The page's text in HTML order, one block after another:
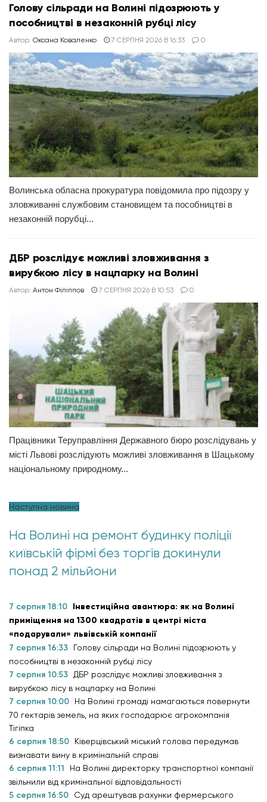
Голову сільради на Волині підозрюють у
пособництві в незаконній рубці лісу
Автор: Оксана Коваленко 7 СЕРПНЯ 2026 В 16:33 0
Волинська обласна прокуратура повідомила про підозру у
зловживанні службовим становищем та пособництві в
незаконній порубці...
ДБР розслідує можливі зловживання з
вирубкою лісу в нацпарку на Волині
Автор: Антон Філіппов 7 СЕРПНЯ 2026 В 10:53 0
Працівники Теруправління Державного бюро розслідувань у
місті Львові розслідують можливі зловживання в Шацькому
національному природному...
Наступна новина
На Волині на ремонт будинку поліції
київській фірмі без торгів докинули
понад 2 мільйони
7 серпня 18:10 Інвестиційна авантюра: як на Волині
приміщення на 1300 квадратів в центрі міста
«подарували» львівській компанії
7 серпня 16:33
Голову сільради на Волині підозрюють у
пособництві в незаконній рубці лісу
7 серпня 10:53
ДБР розслідує можливі зловживання з
вирубкою лісу в нацпарку на Волині
7 серпня 10:00
На Волині громаді намагаються повернути
70 гектарів земель, на яких господарює агрокомпанія
Тігіпка
6 серпня 18:50
Ківерцівський міський голова передумав
визнавати вину в кримінальній справі
6 серпня 11:11
На Волині директорку транспортної компанії
звільнили від кримінальної відповідальності
5 серпня 16:50 Суд арештував рахунки фермерського